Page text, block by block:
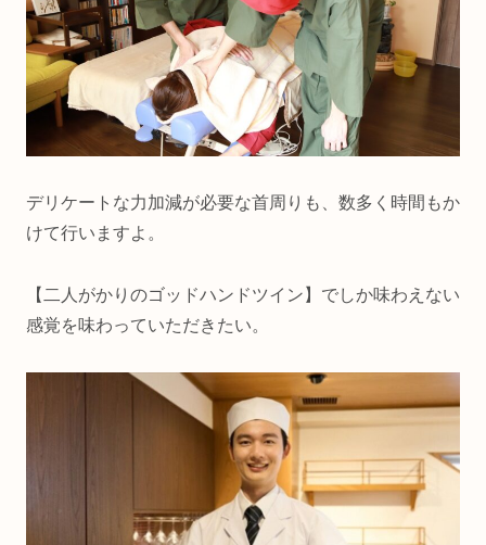
デリケートな力加減が必要な首周りも、数多く時間もか
けて行いますよ。
【二人がかりのゴッドハンドツイン】でしか味わえない
感覚を味わっていただきたい。